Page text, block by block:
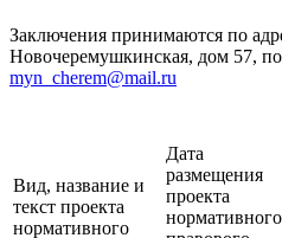
Заключения принимаются по
Новочеремушкинская, дом 57,
myn_cherem@mail.ru
Вид, название и
текст проекта
нормативного
Дата
размещения
проекта
нормативного